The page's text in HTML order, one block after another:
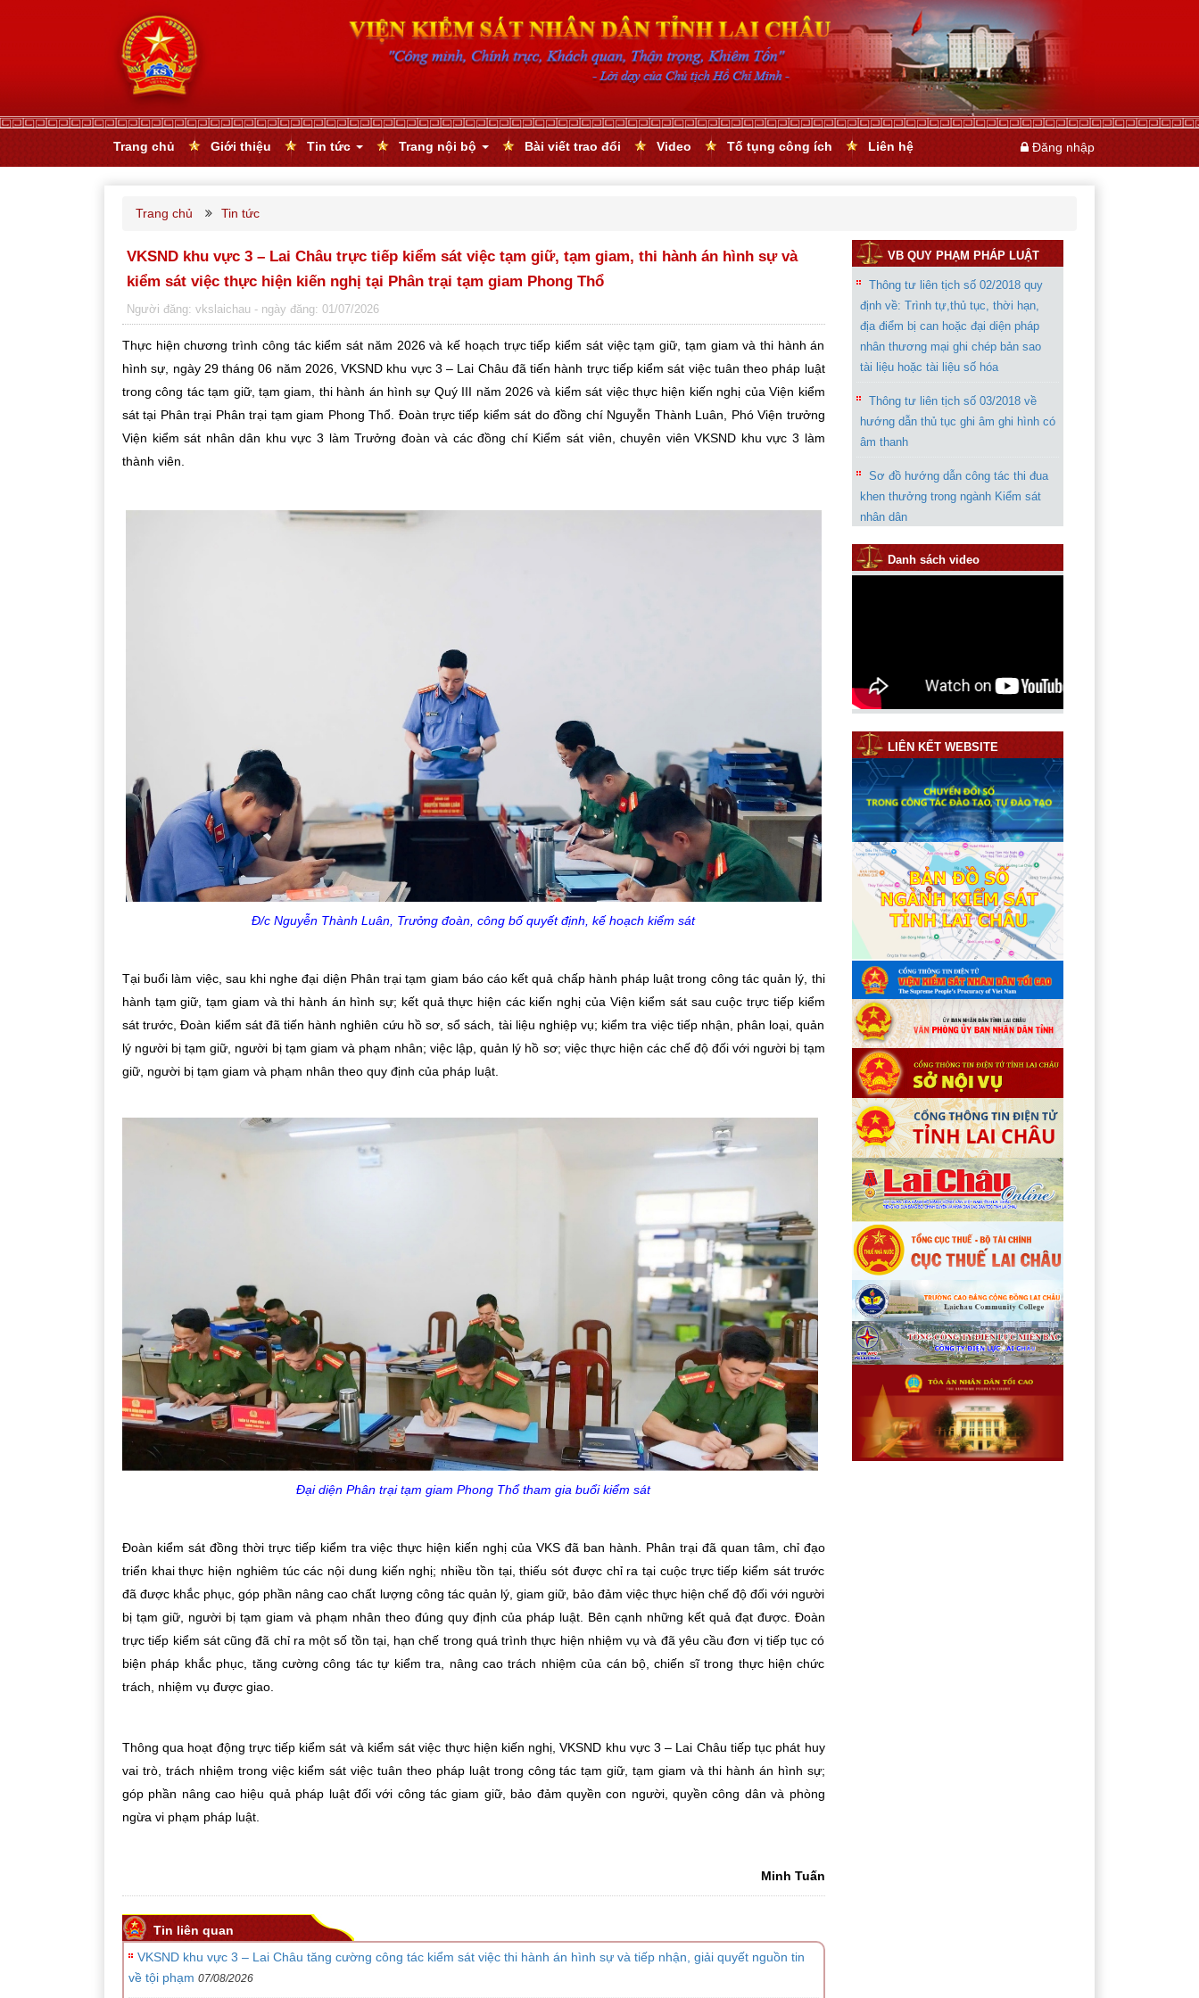
Trang chủ Giới thiệu Tin tức Trang nội bộ Bài viết trao đổi Video Tố tụng công ích Liên hệ Đăng nhập
Trang chủ Tin tức
VKSND khu vực 3 – Lai Châu trực tiếp kiểm sát việc tạm giữ, tạm giam, thi hành án hình sự và
kiểm sát việc thực hiện kiến nghị tại Phân trại tạm giam Phong Thổ
Người đăng: vkslaichau - ngày đăng: 01/07/2026
Thực hiện chương trình công tác kiểm sát năm 2026 và kế hoạch trực tiếp kiểm sát việc tạm giữ, tạm giam và thi hành án
hình sự, ngày 29 tháng 06 năm 2026, VKSND khu vực 3 – Lai Châu đã tiến hành trực tiếp kiểm sát việc tuân theo pháp luật
trong công tác tạm giữ, tạm giam, thi hành án hình sự Quý III năm 2026 và kiểm sát việc thực hiện kiến nghị của Viện kiểm
sát tại Phân trại Phân trại tạm giam Phong Thổ. Đoàn trực tiếp kiểm sát do đồng chí Nguyễn Thành Luân, Phó Viện trưởng
Viện kiểm sát nhân dân khu vực 3 làm Trưởng đoàn và các đồng chí Kiểm sát viên, chuyên viên VKSND khu vực 3 làm
thành viên.
Đ/c Nguyễn Thành Luân, Trưởng đoàn, công bố quyết định, kế hoạch kiểm sát
Tại buổi làm việc, sau khi nghe đại diện Phân trại tạm giam báo cáo kết quả chấp hành pháp luật trong công tác quản lý, thi
hành tạm giữ, tạm giam và thi hành án hình sự; kết quả thực hiện các kiến nghị của Viện kiểm sát sau cuộc trực tiếp kiểm
sát trước, Đoàn kiểm sát đã tiến hành nghiên cứu hồ sơ, sổ sách, tài liệu nghiệp vụ; kiểm tra việc tiếp nhận, phân loại, quản
lý người bị tạm giữ, người bị tạm giam và phạm nhân; việc lập, quản lý hồ sơ; việc thực hiện các chế độ đối với người bị tạm
giữ, người bị tạm giam và phạm nhân theo quy định của pháp luật.
Đại diện Phân trại tạm giam Phong Thổ tham gia buổi kiểm sát
Đoàn kiểm sát đồng thời trực tiếp kiểm tra việc thực hiện kiến nghị của VKS đã ban hành. Phân trại đã quan tâm, chỉ đạo
triển khai thực hiện nghiêm túc các nội dung kiến nghị; nhiều tồn tại, thiếu sót được chỉ ra tại cuộc trực tiếp kiểm sát trước
đã được khắc phục, góp phần nâng cao chất lượng công tác quản lý, giam giữ, bảo đảm việc thực hiện chế độ đối với người
bị tạm giữ, người bị tạm giam và phạm nhân theo đúng quy định của pháp luật. Bên cạnh những kết quả đạt được. Đoàn
trực tiếp kiểm sát cũng đã chỉ ra một số tồn tại, hạn chế trong quá trình thực hiện nhiệm vụ và đã yêu cầu đơn vị tiếp tục có
biện pháp khắc phục, tăng cường công tác tự kiểm tra, nâng cao trách nhiệm của cán bộ, chiến sĩ trong thực hiện chức
trách, nhiệm vụ được giao.
Thông qua hoạt động trực tiếp kiểm sát và kiểm sát việc thực hiện kiến nghị, VKSND khu vực 3 – Lai Châu tiếp tục phát huy
vai trò, trách nhiệm trong việc kiểm sát việc tuân theo pháp luật trong công tác tạm giữ, tạm giam và thi hành án hình sự;
góp phần nâng cao hiệu quả pháp luật đối với công tác giam giữ, bảo đảm quyền con người, quyền công dân và phòng
ngừa vi phạm pháp luật.
Minh Tuấn
Tin liên quan
VKSND khu vực 3 – Lai Châu tăng cường công tác kiểm sát việc thi hành án hình sự và tiếp nhận, giải quyết nguồn tin
về tội phạm 07/08/2026
VB QUY PHẠM PHÁP LUẬT
Thông tư liên tịch số 02/2018 quy
định về: Trình tự,thủ tục, thời hạn,
địa điểm bị can hoặc đại diện pháp
nhân thương mại ghi chép bản sao
tài liệu hoặc tài liệu số hóa
Thông tư liên tịch số 03/2018 về
hướng dẫn thủ tục ghi âm ghi hình có
âm thanh
Sơ đồ hướng dẫn công tác thi đua
khen thưởng trong ngành Kiểm sát
nhân dân
Chỉ thị 07 của VKSND tối cao về
tăng cường công tác kháng nghị
Hướng dẫn phần mềm thống kê
Danh sách video
LIÊN KẾT WEBSITE